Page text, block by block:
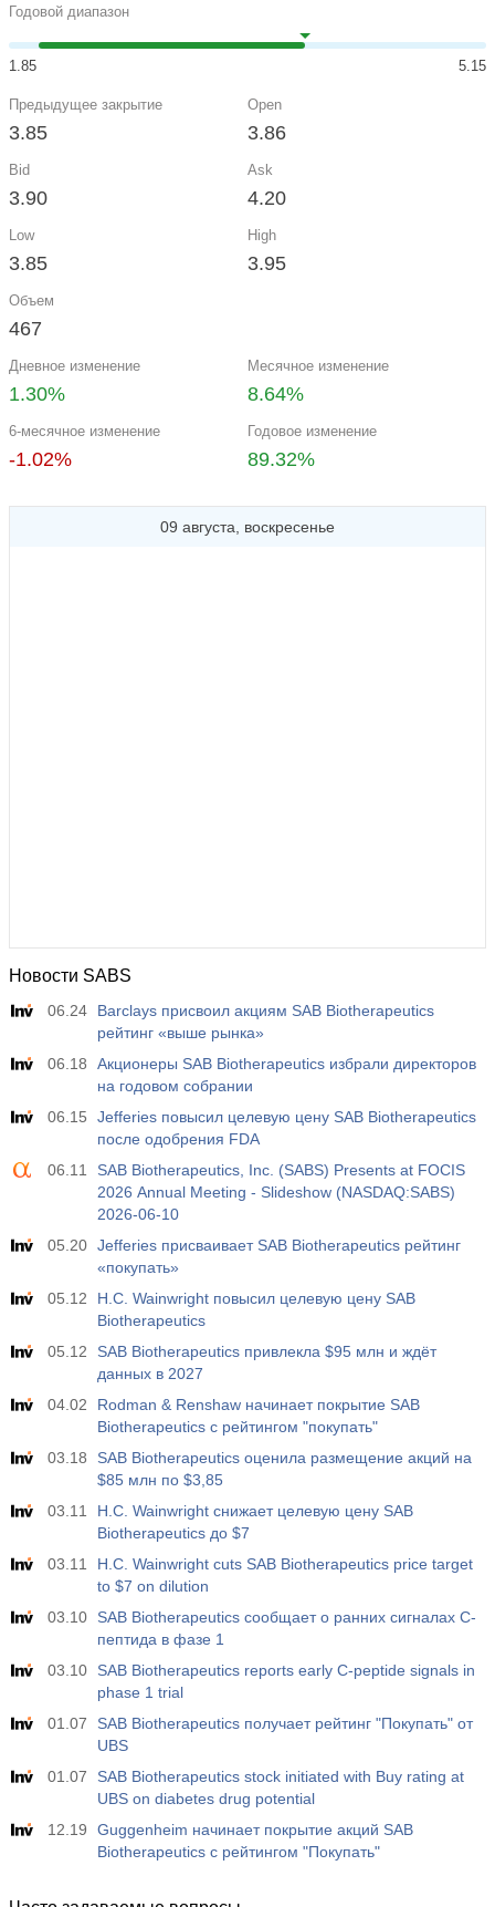
Годовой диапазон
1.85 5.15
Предыдущее закрытие
3.85
Open
3.86
Bid
3.90
Ask
4.20
Low
3.85
High
3.95
Объем
467
Дневное изменение
1.30%
Месячное изменение
8.64%
6-месячное изменение
-1.02%
Годовое изменение
89.32%
09 августа, воскресенье
Новости SABS
06.24
Barclays присвоил акциям SAB Biotherapeutics
рейтинг «выше рынка»
06.18
Акционеры SAB Biotherapeutics избрали директоров
на годовом собрании
06.15
Jefferies повысил целевую цену SAB Biotherapeutics
после одобрения FDA
06.11
SAB Biotherapeutics, Inc. (SABS) Presents at FOCIS
2026 Annual Meeting - Slideshow (NASDAQ:SABS)
2026-06-10
05.20 Jefferies присваивает SAB Biotherapeutics рейтинг
«покупать»
05.12
H.C. Wainwright повысил целевую цену SAB
Biotherapeutics
05.12
SAB Biotherapeutics привлекла $95 млн и ждёт
данных в 2027
04.02
Rodman & Renshaw начинает покрытие SAB
Biotherapeutics с рейтингом "покупать"
03.18
SAB Biotherapeutics оценила размещение акций на
$85 млн по $3,85
03.11
H.C. Wainwright снижает целевую цену SAB
Biotherapeutics до $7
03.11
H.C. Wainwright cuts SAB Biotherapeutics price target
to $7 on dilution
03.10
SAB Biotherapeutics сообщает о ранних сигналах C-
пептида в фазе 1
03.10
SAB Biotherapeutics reports early C-peptide signals in
phase 1 trial
01.07
SAB Biotherapeutics получает рейтинг "Покупать" от
UBS
01.07
SAB Biotherapeutics stock initiated with Buy rating at
UBS on diabetes drug potential
12.19
Guggenheim начинает покрытие акций SAB
Biotherapeutics с рейтингом "Покупать"